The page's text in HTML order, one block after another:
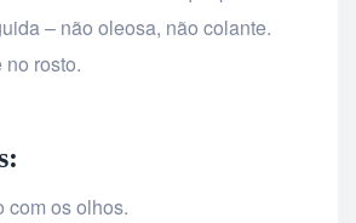
– não oleosa, não colante.
rosto.
com os olhos.